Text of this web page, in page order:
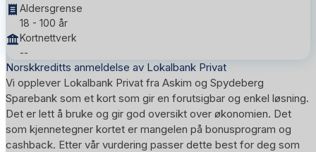
Aldersgrense
18 - 100 år
Kortnettverk
--
Norskkreditts anmeldelse av Lokalbank Privat
Vi opplever Lokalbank Privat fra Askim og Spydeberg
Sparebank som et kort som gir en forutsigbar og enkel løsning.
Det er lett å bruke og gir god oversikt over økonomien. Det
som kjennetegner kortet er mangelen på bonusprogram og
cashback. Etter vår vurdering passer dette best for deg som